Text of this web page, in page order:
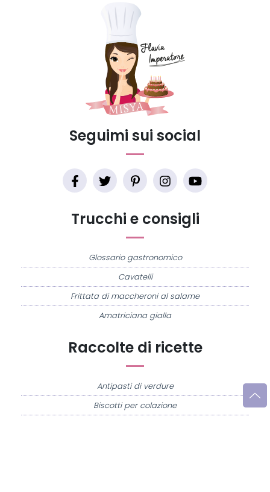
Raccolte di ricette
Antipasti di verdure
Biscotti per colazione
Trucchi e consigli
Glossario gastronomico
Cavatelli
Frittata di maccheroni al salame
Amatriciana gialla
Seguimi sui social